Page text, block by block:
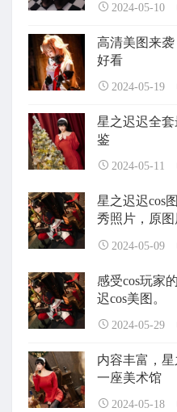
2024-05-10
高清美图来
好看
2024-05-19
星之迟迟全
鉴
2024-05-11
星之迟迟cos
秀照片，原图
2024-05-09
感受cos玩家
迟cos美图。
2024-05-29
内容丰富，
一座美术馆
2024-05-18